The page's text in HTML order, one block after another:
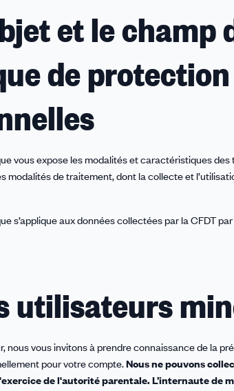
et le champ
de
vous expose les modalités et caractéristiques
modalités de traitement, dont la collecte et
s’applique aux données collectées par la CFDT
utilisateurs
nous vous invitons à prendre connaissance de la
pour votre compte.Nous ne pouvons
de l'autorité parentale. L’internaute de